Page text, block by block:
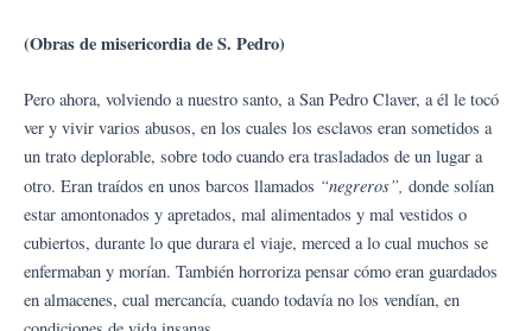
(Obras de misericordia de S. Pedro)
Pero ahora, volviendo a nuestro santo, a San Pedro Claver, a él le tocó
ver y vivir varios abusos, en los cuales los esclavos eran sometidos a
un trato deplorable, sobre todo cuando era trasladados de un lugar a
otro. Eran traídos en unos barcos llamados “negreros”, donde solían
estar amontonados y apretados, mal alimentados y mal vestidos o
cubiertos, durante lo que durara el viaje, merced a lo cual muchos se
enfermaban y morían. También horroriza pensar cómo eran guardados
en almacenes, cual mercancía, cuando todavía no los vendían, en